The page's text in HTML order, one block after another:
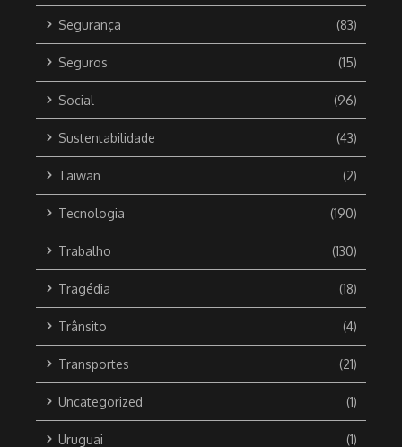
Segurança (83)
Seguros (15)
Social (96)
Sustentabilidade (43)
Taiwan (2)
Tecnologia (190)
Trabalho (130)
Tragédia (18)
Trânsito (4)
Transportes (21)
Uncategorized (1)
Uruguai (1)